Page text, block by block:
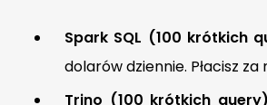
Spark SQL (100 krótkich
dolarów dziennie. Płacisz za
Trino (100 krótkich query)